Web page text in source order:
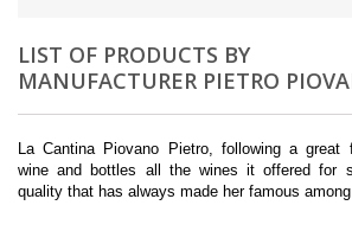
LIST OF PRODUCTS BY
MANUFACTURER PIETRO
La Cantina Piovano Pietro, following a great
wine and bottles all the wines it offered for
quality that has always made her famous